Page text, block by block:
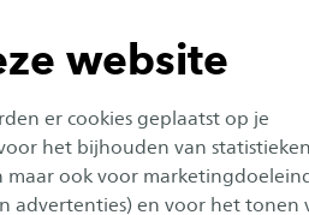
website
er cookies geplaatst op je
het bijhouden van
ook voor
advertenties) en voor het tonen
het domein van Gezondheid